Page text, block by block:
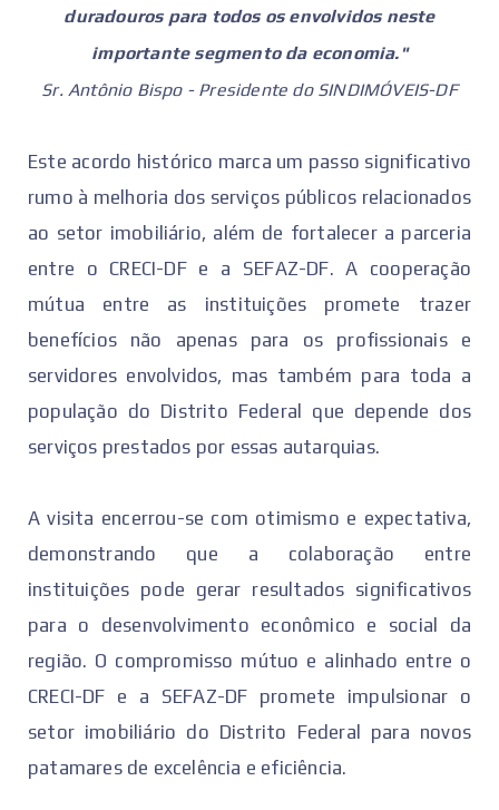
duradouros para todos os envolvidos neste
importante segmento da economia."
Sr. Antônio Bispo - Presidente do SINDIMÓVEIS-DF
Este acordo histórico marca um passo significativo
rumo à melhoria dos serviços públicos relacionados
ao setor imobiliário, além de fortalecer a parceria
entre o CRECI-DF e a SEFAZ-DF. A cooperação
mútua entre as instituições promete trazer
benefícios não apenas para os profissionais e
servidores envolvidos, mas também para toda a
população do Distrito Federal que depende dos
serviços prestados por essas autarquias.
A visita encerrou-se com otimismo e expectativa,
demonstrando que a colaboração entre
instituições pode gerar resultados significativos
para o desenvolvimento econômico e social da
região. O compromisso mútuo e alinhado entre o
CRECI-DF e a SEFAZ-DF promete impulsionar o
setor imobiliário do Distrito Federal para novos
patamares de excelência e eficiência.